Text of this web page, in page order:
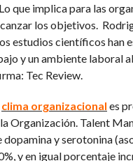
Lo que implica para las
los objetivos.
estudios científicos
y un ambiente laboral
Tec Review.
clima organizacional es
Organización. Talent
dopamina y serotonina
y en igual porcentaje